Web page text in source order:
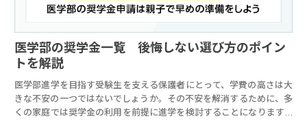
医学部の奨学金一覧 後悔しない選び方のポイン
トを解説
医学部進学を目指す受験生を支える保護者にとって、学費の高さは大
きな不安の一つではないでしょうか。その不安を解消するために、多
くの家庭では奨学金の利用を前提に進学を検討することになります。